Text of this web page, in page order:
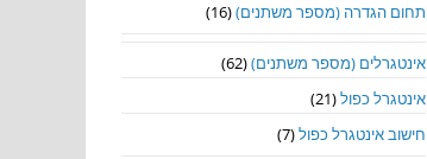
תחום הגדרה (מספר משתנים)(16)
אינטגרלים (מספר משתנים)(62)
אינטגרל כפול(21)
חישוב אינטגרל כפול(7)